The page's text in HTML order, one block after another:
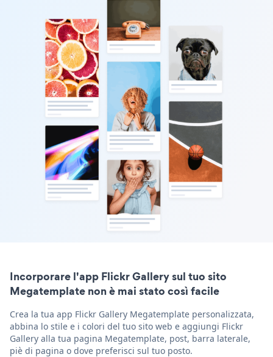
Incorporare l'app Flickr Gallery sul tuo sito
Megatemplate non è mai stato così facile
Crea la tua app Flickr Gallery Megatemplate personalizzata,
abbina lo stile e i colori del tuo sito web e aggiungi Flickr
Gallery alla tua pagina Megatemplate, post, barra laterale,
piè di pagina o dove preferisci sul tuo posto.